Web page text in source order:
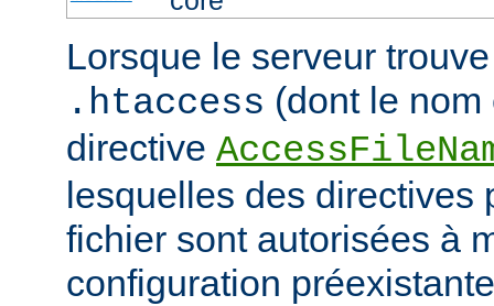
Lorsque le serveur
.htaccess (dont le
directive
lesquelles des directives
fichier sont autorisées à
configuration